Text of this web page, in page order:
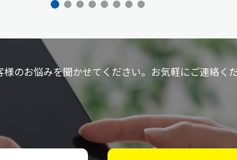
様のお悩みを聞かせてください。お気軽にご連絡くだ